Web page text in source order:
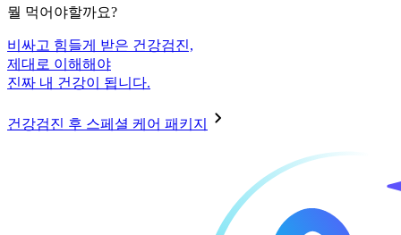
뭘 먹어야할까요?
비싸고 힘들게 받은 건강검진,
제대로 이해해야
진짜 내 건강이 됩니다.
건강검진 후 스페셜 케어 패키지